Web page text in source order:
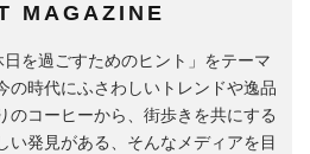
MAGAZINE
を過ごすためのヒント」をテーマ
の時代にふさわしいトレンドや逸品
のコーヒーから、街歩きを共にする
い発見がある、そんなメディアを目